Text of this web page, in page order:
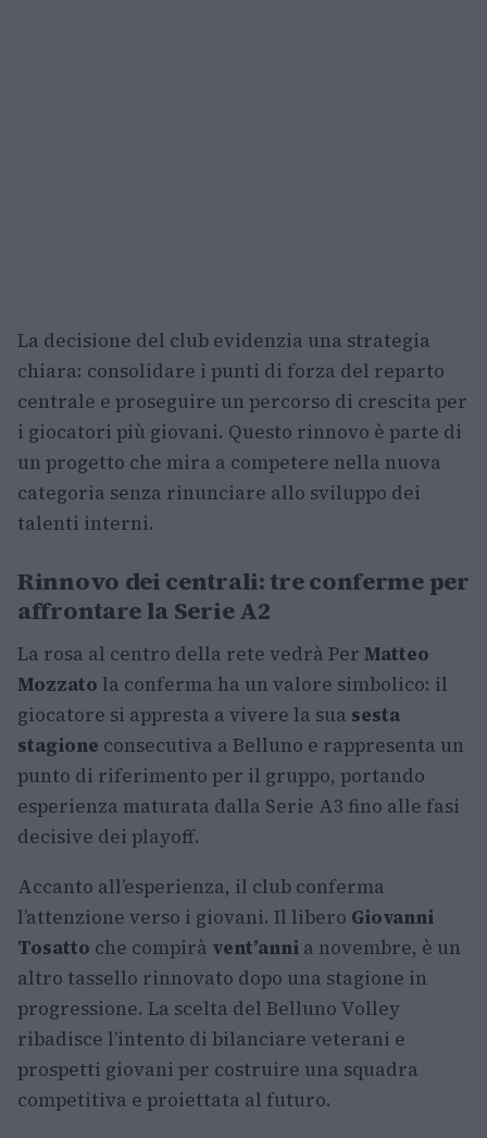
La decisione del club evidenzia una strategia
chiara: consolidare i punti di forza del reparto
centrale e proseguire un percorso di crescita per
i giocatori più giovani. Questo rinnovo è parte di
un progetto che mira a competere nella nuova
categoria senza rinunciare allo sviluppo dei
talenti interni.
Rinnovo dei centrali: tre conferme per
affrontare la Serie A2
La rosa al centro della rete vedrà Per Matteo
Mozzato la conferma ha un valore simbolico: il
giocatore si appresta a vivere la sua sesta
stagione consecutiva a Belluno e rappresenta un
punto di riferimento per il gruppo, portando
esperienza maturata dalla Serie A3 fino alle fasi
decisive dei playoff.
Accanto all’esperienza, il club conferma
l’attenzione verso i giovani. Il libero Giovanni
Tosatto che compirà vent’anni a novembre, è un
altro tassello rinnovato dopo una stagione in
progressione. La scelta del Belluno Volley
ribadisce l’intento di bilanciare veterani e
prospetti giovani per costruire una squadra
competitiva e proiettata al futuro.